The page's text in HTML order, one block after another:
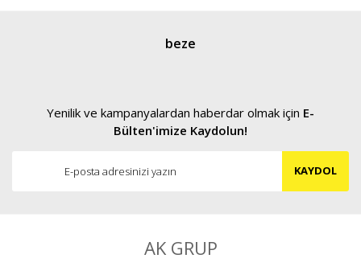
beze
Yenilik ve kampanyalardan haberdar olmak için E-
Bülten'imize Kaydolun!
KAYDOL
AK GRUP